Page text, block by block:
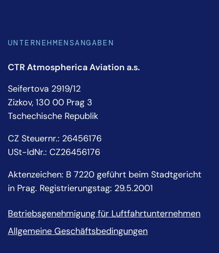
UNTERNEHMENSANGABEN
CTR Atmospherica Aviation a.s.
Seifertova 2919/12
Zizkov, 130 00 Prag 3
Tschechische Republik
CZ Steuernr.: 26456176
USt-IdNr.: CZ26456176
Aktenzeichen: B 7220 geführt beim Stadtgericht
in Prag. Registrierungstag: 29.5.2001
Betriebsgenehmigung für Luftfahrtunternehmen
Allgemeine Geschäftsbedingungen